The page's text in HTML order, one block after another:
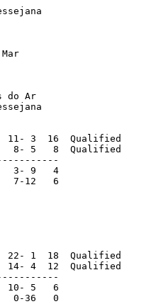
8- 5   8  Qualified
3- 9   4